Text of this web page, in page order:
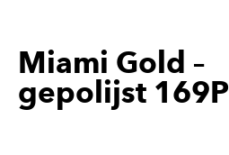
Miami Gold –
gepolijst 169P